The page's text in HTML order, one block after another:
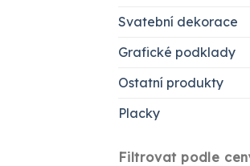
Svatební dekorace
Grafické podklady
Ostatní produkty
Placky
Filtrovat podle